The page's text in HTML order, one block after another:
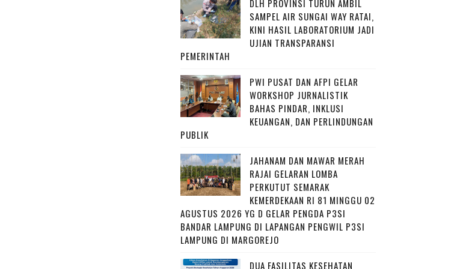
DLH PROVINSI TURUN AMBIL
SAMPEL AIR SUNGAI WAY RATAI,
KINI HASIL LABORATORIUM JADI
UJIAN TRANSPARANSI
PEMERINTAH
PWI PUSAT DAN AFPI GELAR
WORKSHOP JURNALISTIK
BAHAS PINDAR, INKLUSI
KEUANGAN, DAN PERLINDUNGAN
PUBLIK
JAHANAM DAN MAWAR MERAH
RAJAI GELARAN LOMBA
PERKUTUT SEMARAK
KEMERDEKAAN RI 81 MINGGU 02
AGUSTUS 2026 YG D GELAR PENGDA P3SI
BANDAR LAMPUNG DI LAPANGAN PENGWIL P3SI
LAMPUNG DI MARGOREJO
DUA FASILITAS KESEHATAN